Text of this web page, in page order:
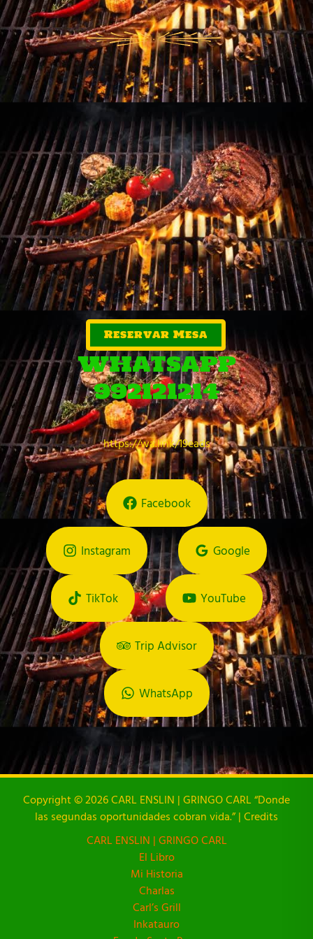
Reservar Mesa
WHATSAPP
992121214
https://wa.link/19eads
Facebook
Instagram Google
TikTok YouTube
Trip Advisor
WhatsApp
Copyright © 2026 CARL ENSLIN | GRINGO CARL “Donde
las segundas oportunidades cobran vida.” | Credits
CARL ENSLIN | GRINGO CARL
El Libro
Mi Historia
Charlas
Carl’s Grill
Inkatauro